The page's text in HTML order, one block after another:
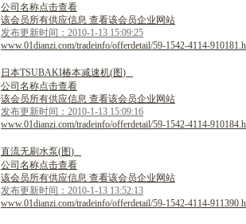
公司名称点击查看
该会员所有供应信息 查看该会员企业网站
发布更新时间：2010-1-13 15:09:25
www.01dianzi.com/tradeinfo/offerdetail/59-1542-4114-
日 本TSUBAKI椿本减速机(图)
公司名称点击查看
该会员所有供应信息 查看该会员企业网站
发布更新时间：2010-1-13 15:09:16
www.01dianzi.com/tradeinfo/offerdetail/59-1542-4114-
直流无刷水泵(图)
公司名称点击查看
该会员所有供应信息 查看该会员企业网站
发布更新时间：2010-1-13 13:52:13
www.01dianzi.com/tradeinfo/offerdetail/59-1542-4114-